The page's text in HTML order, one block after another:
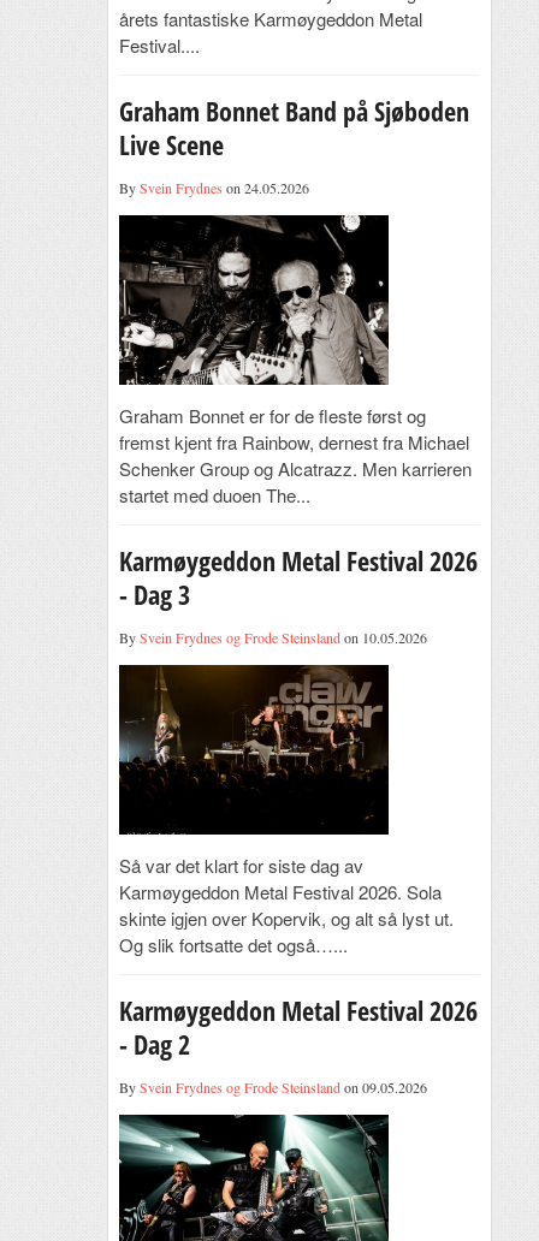
årets fantastiske Karmøygeddon Metal
Festival....
Graham Bonnet Band på Sjøboden
Live Scene
BySvein Frydnes on 24.05.2026
Graham Bonnet er for de fleste først og
fremst kjent fra Rainbow, dernest fra Michael
Schenker Group og Alcatrazz. Men karrieren
startet med duoen The...
Karmøygeddon Metal Festival 2026
- Dag 3
BySvein Frydnes og Frode Steinslandon 10.05.2026
Så var det klart for siste dag av
Karmøygeddon Metal Festival 2026. Sola
skinte igjen over Kopervik, og alt så lyst ut.
Og slik fortsatte det også…...
Karmøygeddon Metal Festival 2026
- Dag 2
BySvein Frydnes og Frode Steinslandon 09.05.2026